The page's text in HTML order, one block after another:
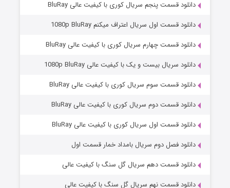
مردگان متحرک: شهر مرده ۳
قسمت۲ (زیرنویس) منتشر شد
دانلود قسمت پنجم سریال کوری با کیفیت عالی BluRay
دانلود قسمت اول سریال اعتراف میکنم 1080p BluRay
دانلود قسمت چهارم سریال کوری با کیفیت عالی BluRay
دانلود سریال بیست و یک با کیفیت عالی 1080p BluRay
دانلود قسمت سوم سریال کوری با کیفیت عالی BluRay
دانلود قسمت دوم سریال کوری با کیفیت عالی BluRay
دانلود قسمت اول سریال کوری با کیفیت عالی BluRay
دانلود فصل دوم سریال بامداد خمار قسمت اول
دانلود قسمت دهم سریال گل سنگ با کیفیت عالی
دانلود قسمت نهم سریال گل سنگ با کیفیت عالی